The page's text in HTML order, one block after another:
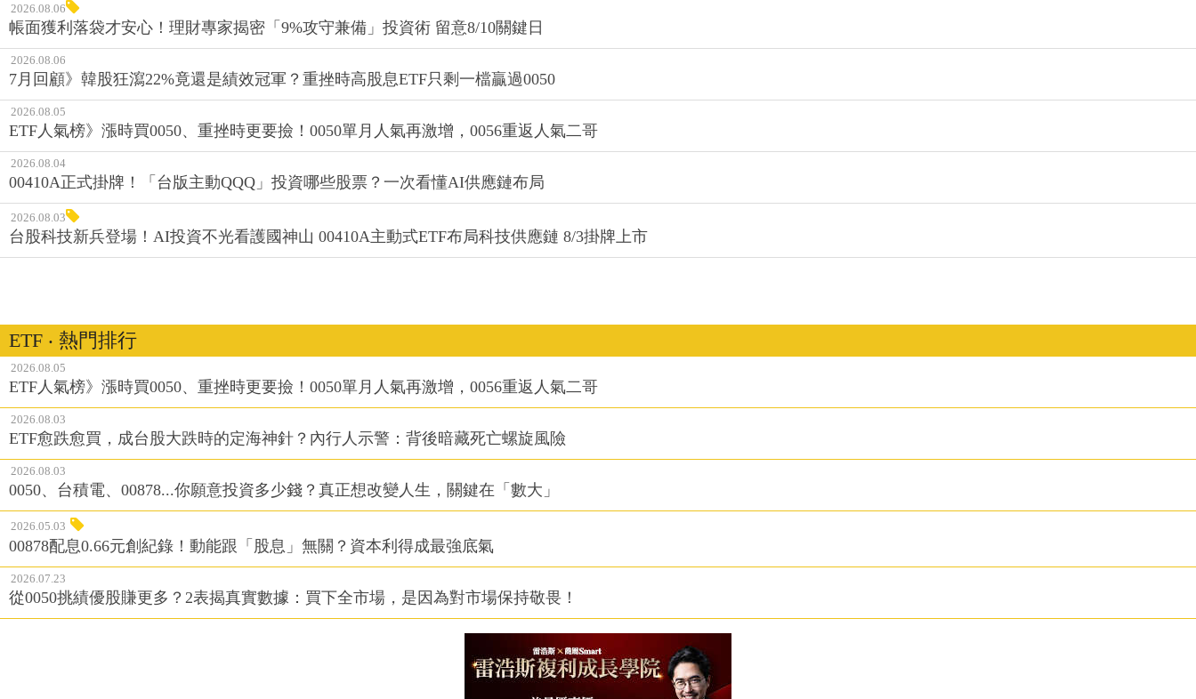
2026.08.06
帳面獲利落袋才安心！理財專家揭密「9%攻守兼備」投資術 留意8/10關鍵日
2026.08.06
7月回顧》韓股狂瀉22%竟還是績效冠軍？重挫時高股息ETF只剩一檔贏過0050
2026.08.05
ETF人氣榜》漲時買0050、重挫時更要撿！0050單月人氣再激增，0056重返人氣二哥
2026.08.04
00410A正式掛牌！「台版主動QQQ」投資哪些股票？一次看懂AI供應鏈布局
2026.08.03
台股科技新兵登場！AI投資不光看護國神山 00410A主動式ETF布局科技供應鏈 8/3掛牌上市
ETF ‧ 熱門排行
2026.08.05
ETF人氣榜》漲時買0050、重挫時更要撿！0050單月人氣再激增，0056重返人氣二哥
2026.08.03
ETF愈跌愈買，成台股大跌時的定海神針？內行人示警：背後暗藏死亡螺旋風險
2026.08.03
0050、台積電、00878...你願意投資多少錢？真正想改變人生，關鍵在「數大」
2026.05.03
00878配息0.66元創紀錄！動能跟「股息」無關？資本利得成最強底氣
2026.07.23
從0050挑績優股賺更多？2表揭真實數據：買下全市場，是因為對市場保持敬畏！